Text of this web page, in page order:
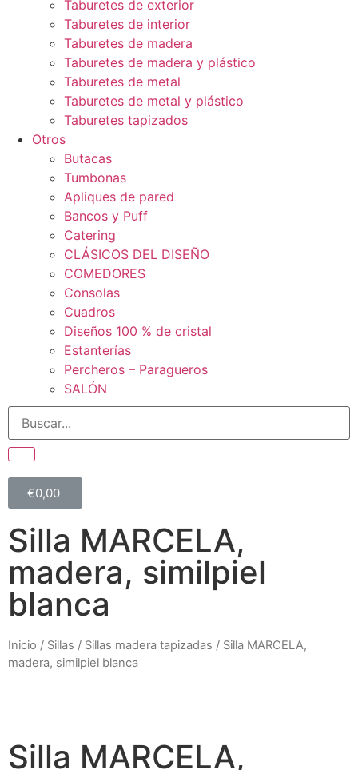
Taburetes de exterior
Taburetes de interior
Taburetes de madera
Taburetes de madera y plástico
Taburetes de metal
Taburetes de metal y plástico
Taburetes tapizados
Otros
Butacas
Tumbonas
Apliques de pared
Bancos y Puff
Catering
CLÁSICOS DEL DISEÑO
COMEDORES
Consolas
Cuadros
Diseños 100 % de cristal
Estanterías
Percheros – Paragueros
SALÓN
€0,00
Silla MARCELA,
madera, similpiel
blanca
Inicio / Sillas / Sillas madera tapizadas / Silla MARCELA,
madera, similpiel blanca
Silla MARCELA,